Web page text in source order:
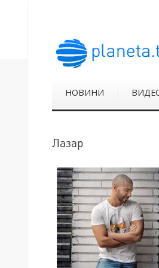
НОВИНИ
Лазар